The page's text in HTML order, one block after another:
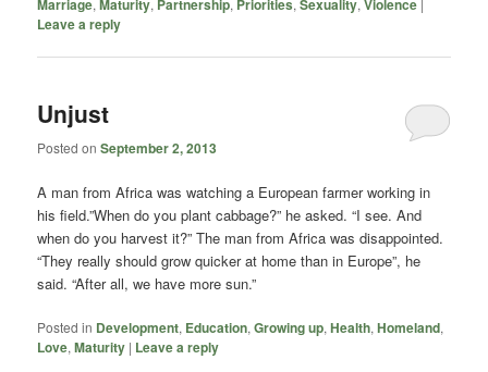
Marriage, Maturity, Partnership, Priorities,Sexuality,Violence
Leave a reply
Unjust
Posted onSeptember 2, 2013
A man from Africa was watching a European farmer working in
his field.”When do you plant cabbage?” he asked. “I see. And
when do you harvest it?” The man from Africa was disappointed.
“They really should grow quicker at home than in Europe”, he
said. “After all, we have more sun.”
Posted in Development, Education,Growing up,Health,Homeland,
Love,Maturity | Leave a reply